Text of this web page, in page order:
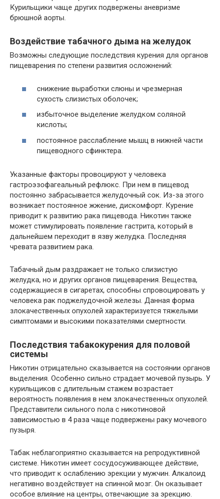
Курильщики чаще других подвержены аневризме
брюшной аорты.
Воздействие табачного дыма на желудок
Возможны следующие последствия курения для органов
пищеварения по степени развития осложнений:
снижение выработки слюны и чрезмерная
сухость слизистых оболочек;
избыточное выделение желудком соляной
кислоты;
постоянное расслабление мышц в нижней части
пищеводного сфинктера.
Указанные факторы провоцируют у человека
гастроэзофагеальный рефлюкс. При нем в пищевод
постоянно забрасывается желудочный сок. Из-за этого
возникает постоянное жжение, дискомфорт. Курение
приводит к развитию рака пищевода. Никотин также
может стимулировать появление гастрита, который в
дальнейшем переходит в язву желудка. Последняя
чревата развитием рака.
Табачный дым раздражает не только слизистую
желудка, но и других органов пищеварения. Вещества,
содержащиеся в сигаретах, способны спровоцировать у
человека рак поджелудочной железы. Данная форма
злокачественных опухолей характеризуется тяжелыми
симптомами и высокими показателями смертности.
Последствия табакокурения для половой
системы
Никотин отрицательно сказывается на состоянии органов
выделения. Особенно сильно страдает мочевой пузырь. У
курильщиков с длительным стажем возрастает
вероятность появления в нем злокачественных опухолей.
Представители сильного пола с никотиновой
зависимостью в 4 раза чаще подвержены раку мочевого
пузыря.
Табак неблагоприятно сказывается на репродуктивной
системе. Никотин имеет сосудосуживающее действие,
что приводит к ослаблению эрекции у мужчин. Алкалоид
негативно воздействует на спинной мозг. Он оказывает
особое влияние на центры, отвечающие за эрекцию.